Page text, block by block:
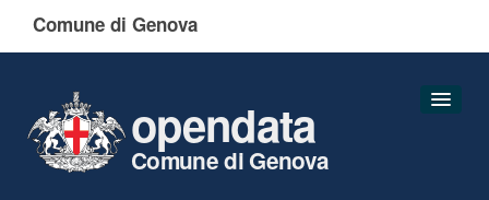
Comune di Genova
opendata
Comune di Genova